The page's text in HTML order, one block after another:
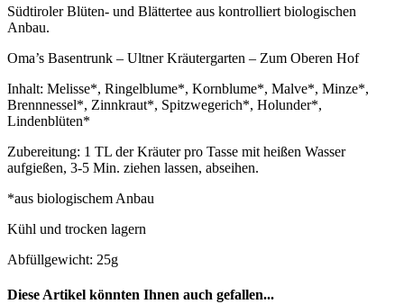
Südtiroler Blüten- und Blättertee aus kontrolliert biologischen
Anbau.
Oma’s Basentrunk – Ultner Kräutergarten – Zum Oberen Hof
Inhalt: Melisse*, Ringelblume*, Kornblume*, Malve*, Minze*,
Brennnessel*, Zinnkraut*, Spitzwegerich*, Holunder*,
Lindenblüten*
Zubereitung: 1 TL der Kräuter pro Tasse mit heißen Wasser
aufgießen, 3-5 Min. ziehen lassen, abseihen.
*aus biologischem Anbau
Kühl und trocken lagern
Abfüllgewicht: 25g
Diese Artikel könnten Ihnen auch gefallen...